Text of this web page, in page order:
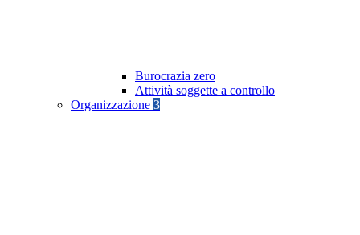
Burocrazia zero
Attività soggette a controllo
Organizzazione 3